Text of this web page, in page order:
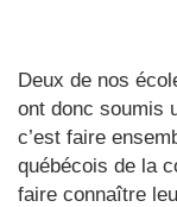
Deux de nos
ont donc soumis
c’est faire
québécois de la
faire connaître